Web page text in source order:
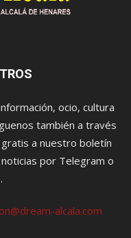
ocio, cultura
también a través
a nuestro boletín
por Telegram o
alcala.com